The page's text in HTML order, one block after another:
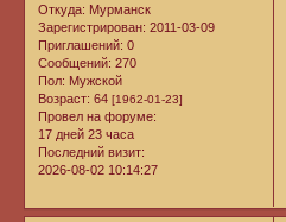
Откуда: Мурманск
Зарегистрирован: 2011-03-09
Приглашений: 0
Сообщений: 270
Пол: Мужской
Возраст: 64 [1962-01-23]
Провел на форуме:
17 дней 23 часа
Последний визит:
2026-08-02 10:14:27